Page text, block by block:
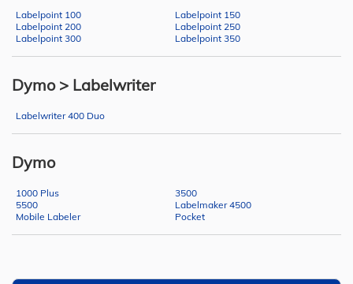
Labelpoint 100
Labelpoint 150
Labelpoint 200
Labelpoint 250
Labelpoint 300
Labelpoint 350
Dymo > Labelwriter
Labelwriter 400 Duo
Dymo
1000 Plus
3500
5500
Labelmaker 4500
Mobile Labeler
Pocket